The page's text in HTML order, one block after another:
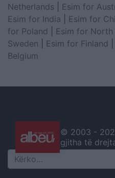
Netherlands
Esim for
Esim for India
Esim for
for Poland
Esim for
Sweden
Esim for Finland
Belgium
© 2003 -
gjitha të
Search